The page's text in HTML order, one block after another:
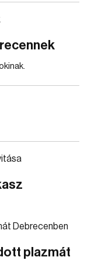
plazmát